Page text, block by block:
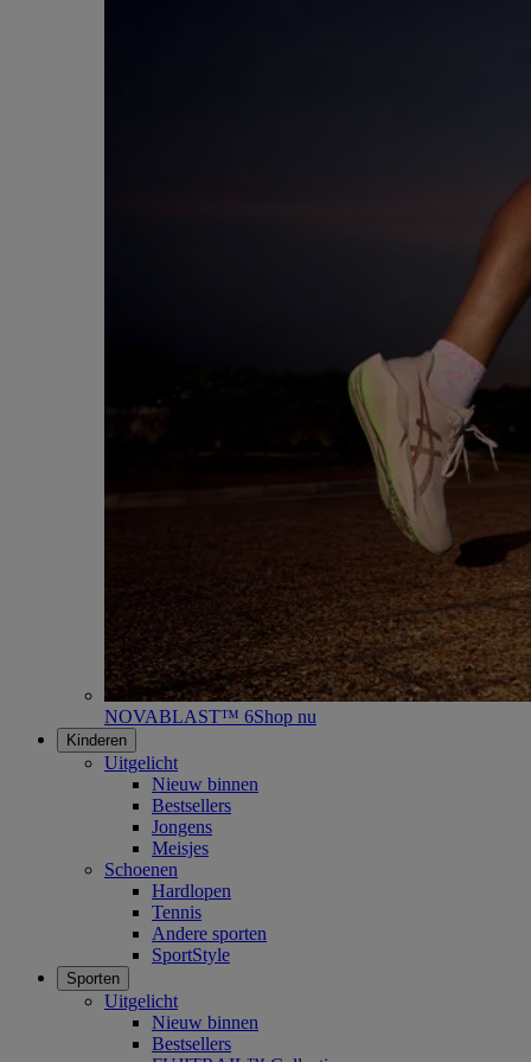
NOVABLAST™ 6Shop nu
Kinderen
Uitgelicht
Nieuw binnen
Bestsellers
Jongens
Meisjes
Schoenen
Hardlopen
Tennis
Andere sporten
SportStyle
Sporten
Uitgelicht
Nieuw binnen
Bestsellers